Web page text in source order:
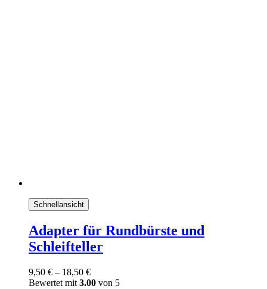
Schnellansicht
Adapter für Rundbürste und
Schleifteller
9,50 € – 18,50 €
Bewertet mit 3.00 von 5